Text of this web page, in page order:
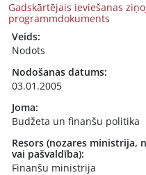
Gadskārtējais ieviešanas
programmdokuments
Veids:
Nodots
Nodošanas datums:
03.01.2005
Joma:
Budžeta un finanšu politika
Resors (nozares ministrija,
vai pašvaldība):
Finanšu ministrija